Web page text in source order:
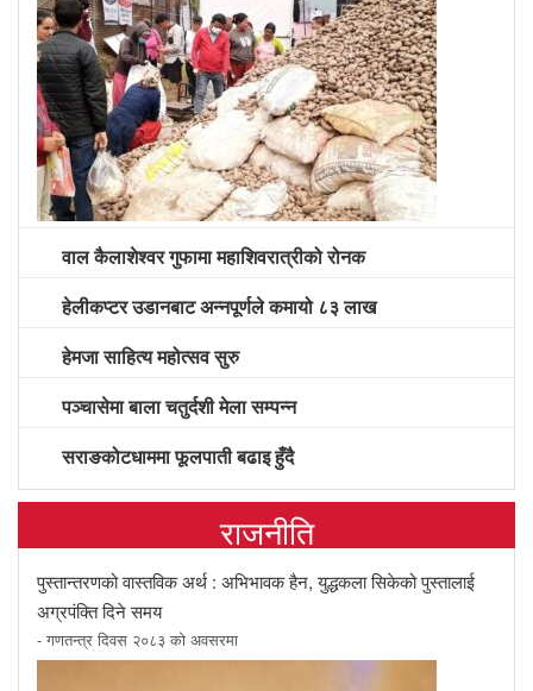
वाल कैलाशेश्वर गुफामा महाशिवरात्रीको रोनक
हेलीकप्टर उडानबाट अन्नपूर्णले कमायो ८३ लाख
हेमजा साहित्य महोत्सव सुरु
पञ्चासेमा बाला चतुर्दशी मेला सम्पन्न
सराङकोटधाममा फूलपाती बढाइ हुँदै
राजनीति
पुस्तान्तरणको वास्तविक अर्थ : अभिभावक हैन, युद्धकला सिकेको पुस्तालाई
अग्रपंक्ति दिने समय
- गणतन्त्र दिवस २०८३ को अवसरमा